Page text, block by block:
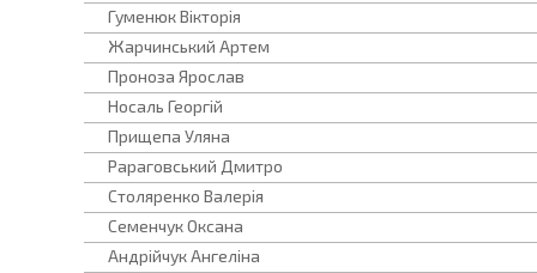
Гуменюк Вікторія
Жарчинський Артем
Проноза Ярослав
Носаль Георгій
Прищепа Уляна
Рараговський Дмитро
Столяренко Валерія
Семенчук Оксана
Андрійчук Ангеліна